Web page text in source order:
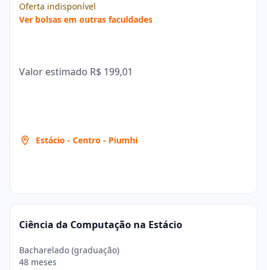
Oferta indisponível
Ver bolsas em outras faculdades
Valor estimado R$ 199,01
Estácio - Centro - Piumhi
Ciência da Computação na Estácio
Bacharelado (graduação)
48 meses